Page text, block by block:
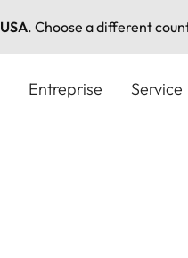
USA. Choose a different
Entreprise Service